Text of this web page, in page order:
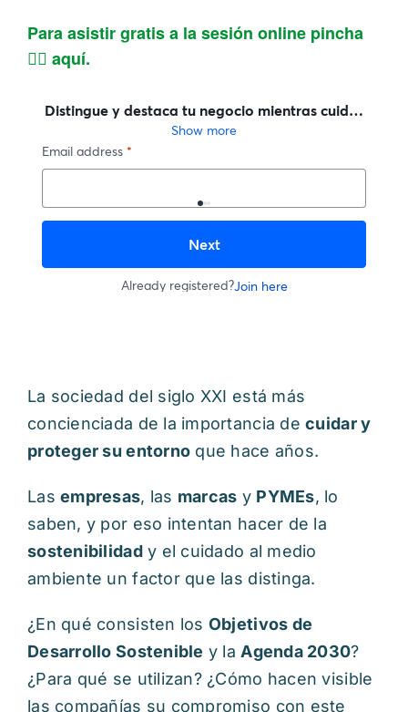
Para asistir gratis a la sesión online pincha
👉🏻 aquí.
La sociedad del siglo XXI está más
concienciada de la importancia decuidar y
proteger su entorno que hace años.
Lasempresas, las marcas y PYMEs, lo
saben, y por eso intentan hacer de la
sostenibilidady el cuidado al medio
ambiente un factor que las distinga.
¿En qué consisten los Objetivos de
Desarrollo Sostenible y la Agenda 2030?
¿Para qué se utilizan? ¿Cómo hacen visible
las compañías su compromiso con este